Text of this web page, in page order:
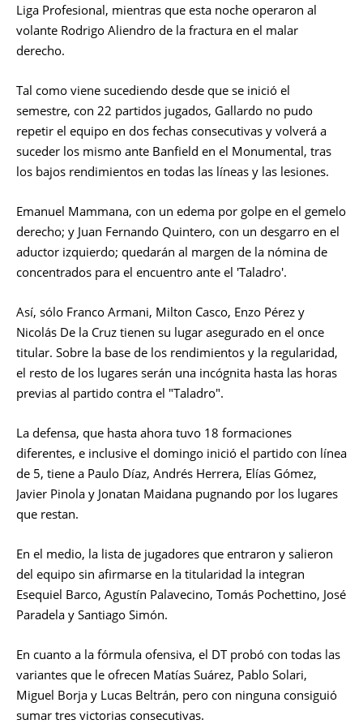
Liga Profesional, mientras que esta noche operaron al
volante Rodrigo Aliendro de la fractura en el malar
derecho.
Tal como viene sucediendo desde que se inició el
semestre, con 22 partidos jugados, Gallardo no pudo
repetir el equipo en dos fechas consecutivas y volverá a
suceder los mismo ante Banfield en el Monumental, tras
los bajos rendimientos en todas las líneas y las lesiones.
Emanuel Mammana, con un edema por golpe en el gemelo
derecho; y Juan Fernando Quintero, con un desgarro en el
aductor izquierdo; quedarán al margen de la nómina de
concentrados para el encuentro ante el 'Taladro'.
Así, sólo Franco Armani, Milton Casco, Enzo Pérez y
Nicolás De la Cruz tienen su lugar asegurado en el once
titular. Sobre la base de los rendimientos y la regularidad,
el resto de los lugares serán una incógnita hasta las horas
previas al partido contra el "Taladro".
La defensa, que hasta ahora tuvo 18 formaciones
diferentes, e inclusive el domingo inició el partido con línea
de 5, tiene a Paulo Díaz, Andrés Herrera, Elías Gómez,
Javier Pinola y Jonatan Maidana pugnando por los lugares
que restan.
En el medio, la lista de jugadores que entraron y salieron
del equipo sin afirmarse en la titularidad la integran
Esequiel Barco, Agustín Palavecino, Tomás Pochettino, José
Paradela y Santiago Simón.
En cuanto a la fórmula ofensiva, el DT probó con todas las
variantes que le ofrecen Matías Suárez, Pablo Solari,
Miguel Borja y Lucas Beltrán, pero con ninguna consiguió
sumar tres victorias consecutivas.